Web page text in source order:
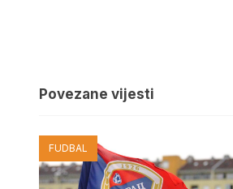
Povezane vijesti
FUDBAL